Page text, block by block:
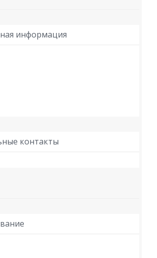
информация
контакты